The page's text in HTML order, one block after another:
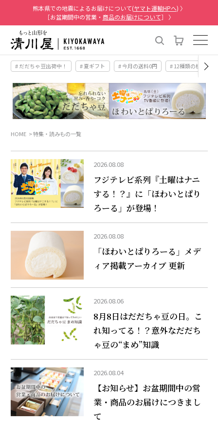
熊本県での地震によるお届けについて(ヤマト運輸HPへ) 〉
［お盆期間中の営業・ 商品のお届けについて］ 〉
# だだちゃ豆出荷中！ # 夏ギフト # 今月の送料0円 # 12種類の桃
HOME 特集・読みもの一覧
2026.08.08
フジテレビ系列『土曜はナニ
する！？』に「ほわいとぱり
ろーる」が登場！
2026.08.08
「ほわいとぱりろーる」メデ
ィア掲載アーカイブ 更新
2026.08.06
8月8日はだだちゃ豆の日。こ
れ知ってる！？意外なだだち
ゃ豆の“まめ”知識
2026.08.04
【お知らせ】お盆期間中の営
業・商品のお届けにつきまし
て